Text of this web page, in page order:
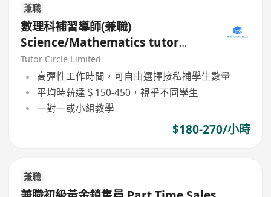
兼職
數理科補習導師(兼職)
Science/Mathematics tutor
(Part Time)
Tutor Circle Limited
高彈性工作時間，可自由選擇接私補學生數量
平均時薪達＄150-450，視乎不同學生
一對一或小組教學
$180-270/小時
兼職